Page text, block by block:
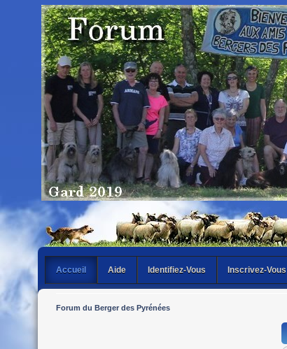
Accueil Aide Identifiez-Vous Inscrivez-Vous
Forum du Berger des Pyrénées